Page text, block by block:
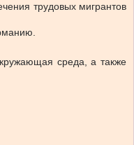
трудовых мигрантов
среда, а также